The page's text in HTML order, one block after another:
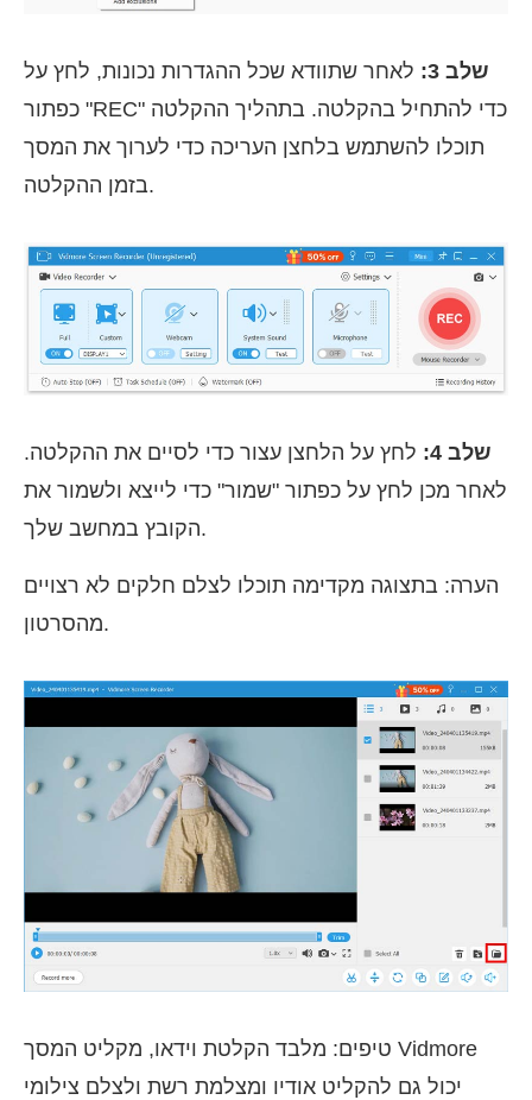
שלב 3:
לאחר שתוודא שכל ההגדרות נכונות, לחץ על
כפתור "REC" כדי להתחיל בהקלטה. בתהליך ההקלטה
תוכלו להשתמש בלחצן העריכה כדי לערוך את המסך
בזמן ההקלטה.
שלב 4:
לחץ על הלחצן עצור כדי לסיים את ההקלטה.
לאחר מכן לחץ על כפתור "שמור" כדי לייצא ולשמור את
הקובץ במחשב שלך.
הערה: בתצוגה מקדימה תוכלו לצלם חלקים לא רצויים
מהסרטון.
טיפים: מלבד הקלטת וידאו, מקליט המסך Vidmore
יכול גם להקליט אודיו ומצלמת רשת ולצלם צילומי